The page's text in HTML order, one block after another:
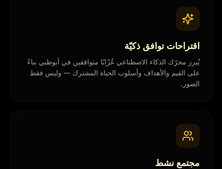
اقتراحات توافق ذكيّة
يُبرز محرّك الذكاء الاصطناعي عُزّابًا متوافقين في أبوظبي بناءً
على القيم والأهداف وأسلوب الحياة المشترك — وليس فقط
الصور.
مجتمع نشط